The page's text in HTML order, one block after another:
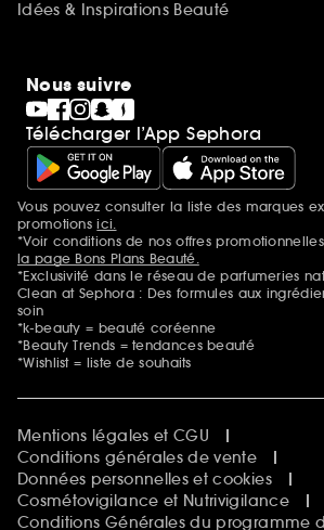
Idées & Inspirations Beauté
Nous suivre
Télécharger l’App Sephora
Mentions additionnelles
Vous pouvez consulter la liste des marques
promotionsici.
*Voir conditions de nos offres
la page Bons Plans Beauté.
*Exclusivité dans le réseau de parfumeries
Clean at Sephora : Des formules aux
soin
*k-beauty = beauté coréenne
*Beauty Trends = tendances beauté
*Wishlist = liste de souhaits
Mentions légales et CGU
Conditions générales de vente
Données personnelles et cookies
Cosmétovigilance et Nutrivigilance
Conditions Générales du programme